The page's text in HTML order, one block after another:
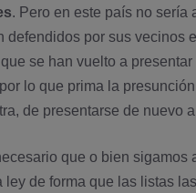
. Pero en este paí­s no serí­a
defendidos por sus vecinos
se han vuelto a
lo que prima la
de presentarse de nuevo
que o bien
ley de forma que las listas